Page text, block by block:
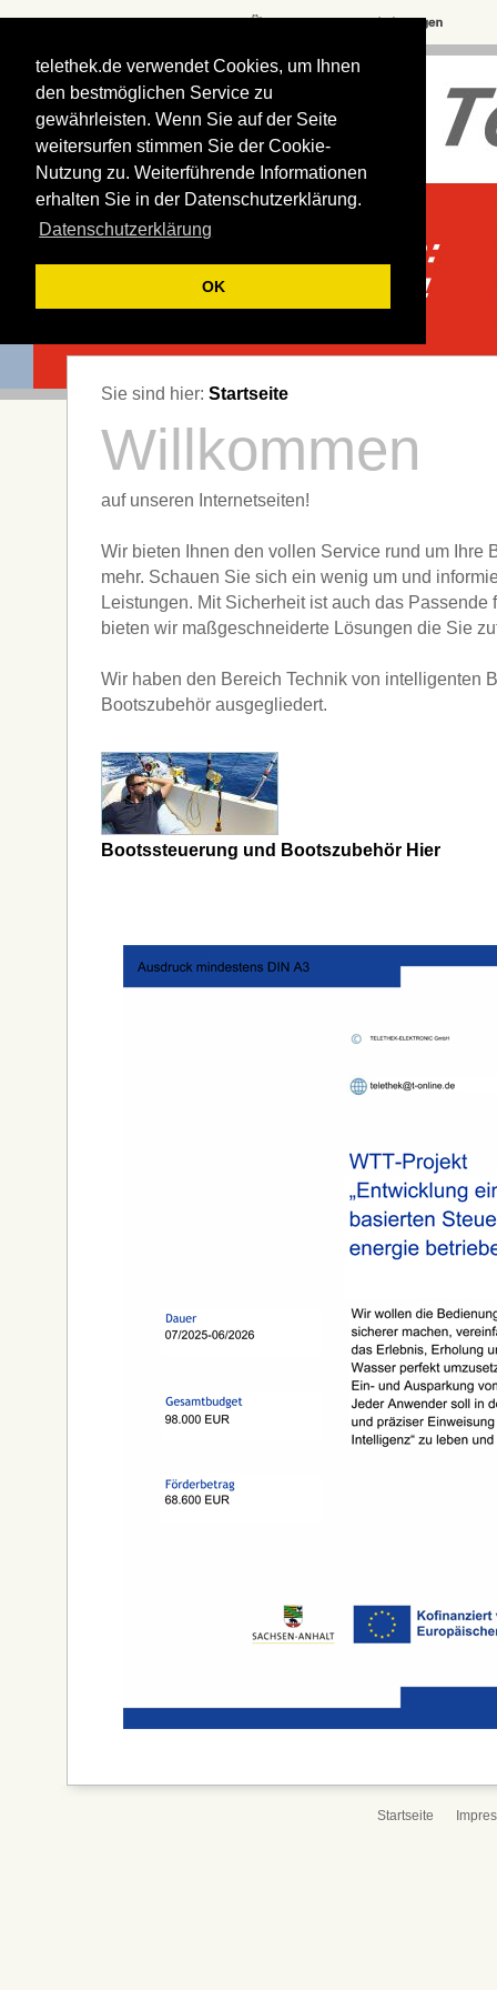
telethek.de verwendet Cookies, um Ihnen
den bestmöglichen Service zu
gewährleisten. Wenn Sie auf der Seite
weitersurfen stimmen Sie der Cookie-
Nutzung zu. Weiterführende Informationen
erhalten Sie in der Datenschutzerklärung.
Datenschutzerklärung
OK
Sie sind hier: Startseite
Willkommen
auf unseren Internetseiten!
Wir bieten Ihnen den vollen Service rund um Ihre
mehr. Schauen Sie sich ein wenig um und
Leistungen. Mit Sicherheit ist auch das Passende
bieten wir maßgeschneiderte Lösungen die Sie
Wir haben den Bereich Technik von intelligenten
Bootszubehör ausgegliedert.
Bootssteuerung und Bootszubehör Hier
Startseite